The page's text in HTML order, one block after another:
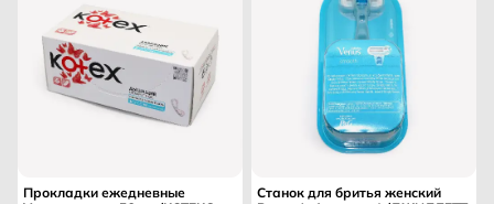
Прокладки ежедневные
Станок для бритья женский